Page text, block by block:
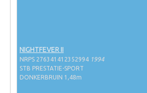
Hengstenkeuring
Regionale Keuringen
NIGHTFEVER II
NRPS 276341412352994 1994
STB PRESTATIE-SPORT
DONKERBRUIN 1,48m